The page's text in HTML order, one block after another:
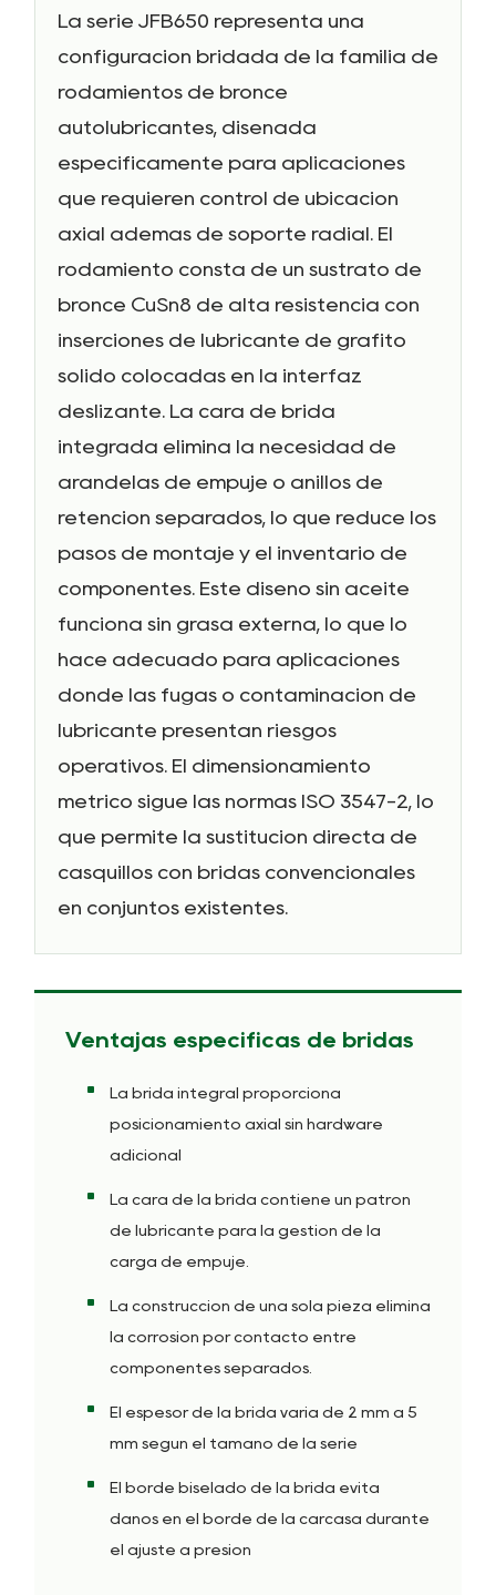
La serie JFB650 representa una
configuración bridada de la familia de
rodamientos de bronce
autolubricantes, diseñada
específicamente para aplicaciones
que requieren control de ubicación
axial además de soporte radial. El
rodamiento consta de un sustrato de
bronce CuSn8 de alta resistencia con
inserciones de lubricante de grafito
sólido colocadas en la interfaz
deslizante. La cara de brida
integrada elimina la necesidad de
arandelas de empuje o anillos de
retención separados, lo que reduce los
pasos de montaje y el inventario de
componentes. Este diseño sin aceite
funciona sin grasa externa, lo que lo
hace adecuado para aplicaciones
donde las fugas o contaminación de
lubricante presentan riesgos
operativos. El dimensionamiento
métrico sigue las normas ISO 3547-2, lo
que permite la sustitución directa de
casquillos con bridas convencionales
en conjuntos existentes.
Ventajas específicas de bridas
La brida integral proporciona
posicionamiento axial sin hardware
adicional
La cara de la brida contiene un patrón
de lubricante para la gestión de la
carga de empuje.
La construcción de una sola pieza elimina
la corrosión por contacto entre
componentes separados.
El espesor de la brida varía de 2 mm a 5
mm según el tamaño de la serie
El borde biselado de la brida evita
daños en el borde de la carcasa durante
el ajuste a presión